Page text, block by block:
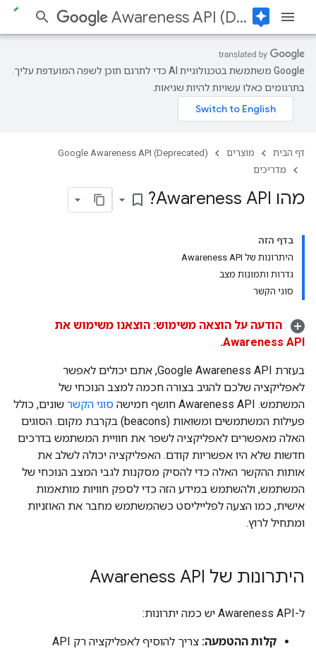
assistant
Awareness API (Deprecated)
‫Google משתמשת בטכנולוגיית AI כדי לתרגם תוכן לשפה המועדפת עליך.
בתרגומים כאלו עשויות להיות שגיאות.
דף הבית מוצרים
Google Awareness API (Deprecated)
מדריכים
מהו Awareness API? bookmark_border
בדף הזה
היתרונות של Awareness API
גדרות ותמונות מצב
סוגי הקשר
הודעה על הוצאה משימוש: הוצאנו משימוש את
Awareness API.
בעזרת Google Awareness API, אתם יכולים לאפשר
לאפליקציה שלכם להגיב בצורה חכמה למצב הנוכחי של
המשתמש. ‫Awareness API חושף חמישה
סוגי הקשר שונים, כולל
פעילות המשתמשים ומשואות (beacons) בקרבת מקום. הסוגים
האלה מאפשרים לאפליקציה לשפר את חוויית המשתמש בדרכים
חדשות שלא היו אפשריות קודם. האפליקציה יכולה לשלב את
אותות ההקשר האלה כדי להסיק מסקנות לגבי המצב הנוכחי של
המשתמש, ולהשתמש במידע הזה כדי לספק חוויות מותאמות
אישית, כמו הצעה לפלייליסט כשהמשתמש מחבר את האוזניות
ומתחיל לרוץ.
היתרונות של Awareness API
ל-Awareness API יש כמה יתרונות:
קלות ההטמעה:
צריך להוסיף לאפליקציה רק API